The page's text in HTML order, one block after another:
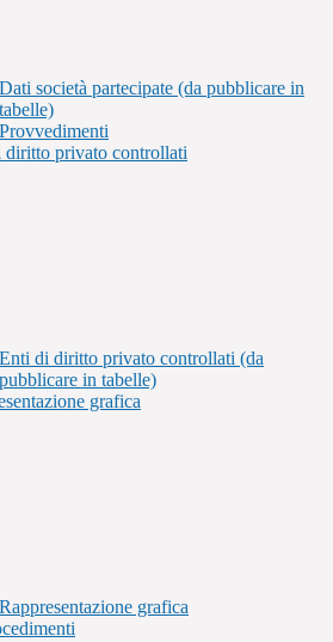
Dati società partecipate (da pubblicare in
tabelle)
Provvedimenti
diritto privato controllati
Enti di diritto privato controllati (da
pubblicare in tabelle)
grafica
Rappresentazione grafica